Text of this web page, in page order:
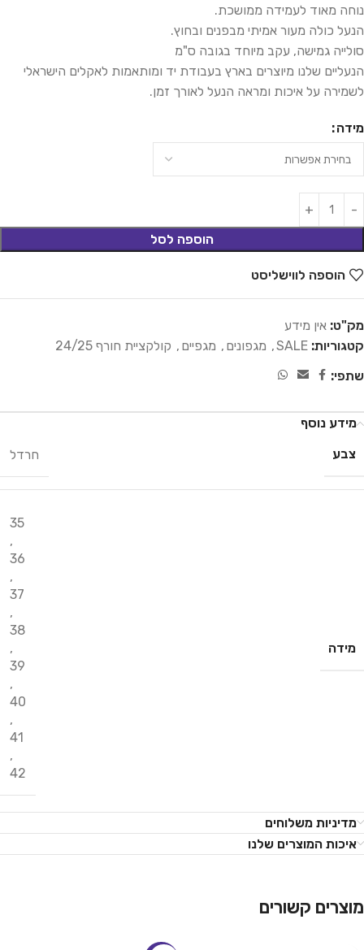
נוחה מאוד לעמידה ממושכת.
הנעל כולה מעור אמיתי מבפנים ובחוץ.
סולייה גמישה, עקב מיוחד בגובה ס"מ
הנעליים שלנו מיוצרים בארץ בעבודת יד ומותאמות לאקלים הישראלי
לשמירה על איכות ומראה הנעל לאורך זמן.
מידה
הוספה לסל
הוספה לווישליסט
מק"ט: אין מידע
קטגוריות: SALE
, מגפונים , מגפיים , קולקציית חורף 24/25
שתפי:
מידע נוסף
צבע
חרדל
מידה
35
,
36
,
37
,
38
,
39
,
40
,
41
,
42
מדיניות משלוחים
איכות המוצרים שלנו
מוצרים קשורים